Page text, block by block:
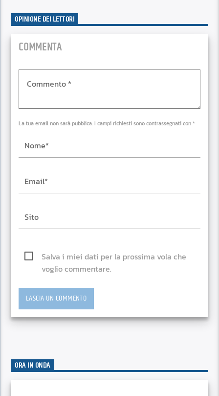
OPINIONE DEI LETTORI
COMMENTA
La tua email non sarà pubblica. I campi richiesti sono contrassegnati con *
Salva i miei dati per la prossima vola che
voglio commentare.
ORA IN ONDA